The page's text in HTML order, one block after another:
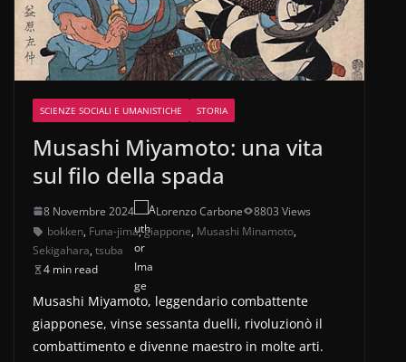
SCIENZE SOCIALI E UMANISTICHE STORIA
Musashi Miyamoto: una vita
sul filo della spada
8 Novembre 2024 Lorenzo Carbone
8803 Views
bokken, Funa-jima,giappone, Musashi Minamoto,
Sekigahara, tsuba
4 min read
Musashi Miyamoto, leggendario combattente
giapponese, vinse sessanta duelli, rivoluzionò il
combattimento e divenne maestro in molte arti.